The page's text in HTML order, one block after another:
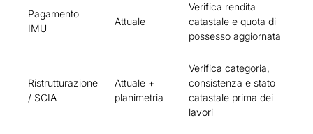
Pagamento
IMU
Attuale
Verifica rendita
catastale e quota di
possesso aggiornata
Ristrutturazione
/ SCIA
Attuale +
planimetria
Verifica categoria,
consistenza e stato
catastale prima dei
lavori